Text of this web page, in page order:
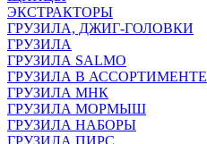
ЭКСТРАКТОРЫ
ГРУЗИЛА, ДЖИГ-ГОЛОВКИ
ГРУЗИЛА
ГРУЗИЛА SALMO
ГРУЗИЛА В АССОРТИМЕНТЕ
ГРУЗИЛА МНК
ГРУЗИЛА МОРМЫШ
ГРУЗИЛА НАБОРЫ
ГРУЗИЛА ПИРС